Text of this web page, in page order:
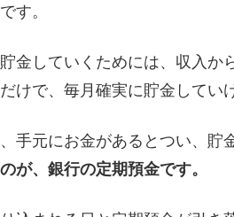
す。
金していくためには、収入か
けで、毎月確実に貯金してい
手元にお金があるとつい、貯
が、銀行の定期預金です。